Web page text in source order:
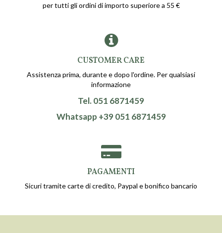
per tutti gli ordini di importo superiore a 55 €
CUSTOMER CARE
Assistenza prima, durante e dopo l'ordine. Per qualsiasi
informazione
Tel. 051 6871459
Whatsapp +39 051 6871459
PAGAMENTI
Sicuri tramite carte di credito, Paypal e bonifico bancario